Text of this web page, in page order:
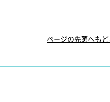
ページの先頭へもど